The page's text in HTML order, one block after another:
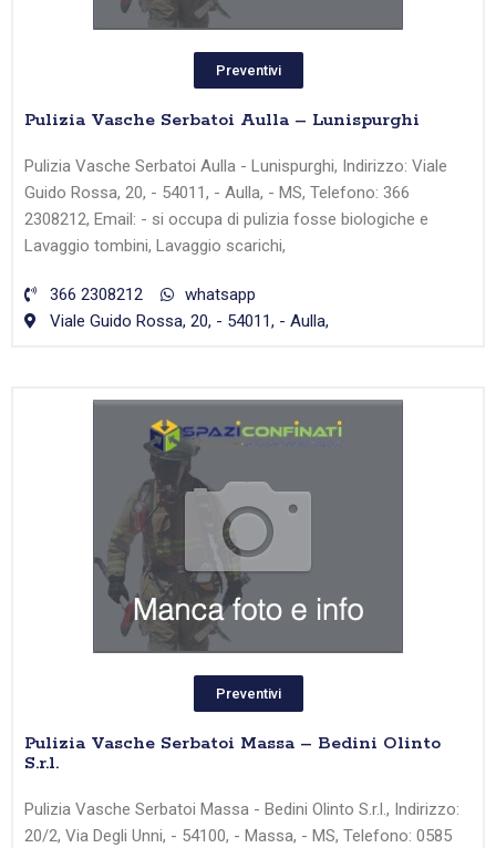
Preventivi
Pulizia Vasche Serbatoi Aulla – Lunispurghi
Pulizia Vasche Serbatoi Aulla - Lunispurghi, Indirizzo: Viale
Guido Rossa, 20, - 54011, - Aulla, - MS, Telefono: 366
2308212, Email: - si occupa di pulizia fosse biologiche e
Lavaggio tombini, Lavaggio scarichi,
366 2308212
whatsapp
Viale Guido Rossa, 20, - 54011, - Aulla,
Preventivi
Pulizia Vasche Serbatoi Massa – Bedini Olinto
S.r.l.
Pulizia Vasche Serbatoi Massa - Bedini Olinto S.r.l., Indirizzo:
20/2, Via Degli Unni, - 54100, - Massa, - MS, Telefono: 0585